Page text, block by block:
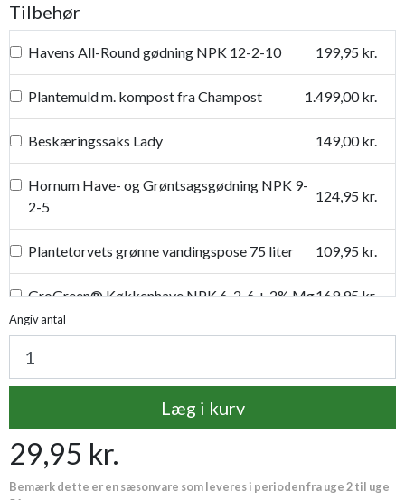
Tilbehør
Havens All-Round gødning NPK 12-2-10 199,95 kr.
Plantemuld m. kompost fra Champost 1.499,00 kr.
Beskæringssaks Lady 149,00 kr.
Hornum Have- og Grøntsagsgødning NPK 9-
2-5
124,95 kr.
Plantetorvets grønne vandingspose 75 liter 109,95 kr.
GroGreen® Køkkenhave NPK 6-2-6 + 2% Mg169,95 kr.
Proffesionel vandingspose 100 liter 149,95 kr.
Angiv antal
Læg i kurv
29,95 kr.
Bemærk dette er en sæsonvare som leveres i perioden fra uge 2 til uge